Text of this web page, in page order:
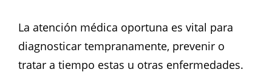
La atención médica oportuna es vital para
diagnosticar tempranamente, prevenir o
tratar a tiempo estas u otras enfermedades.